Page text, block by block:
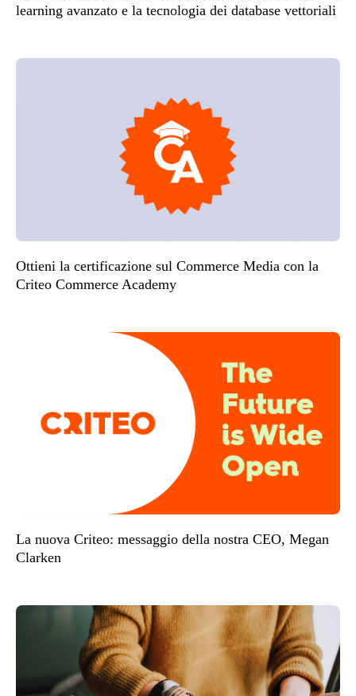
learning avanzato e la tecnologia dei database vettoriali
Ottieni la certificazione sul Commerce Media con la
Criteo Commerce Academy
La nuova Criteo: messaggio della nostra CEO, Megan
Clarken